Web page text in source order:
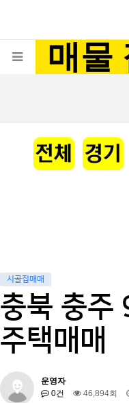
매물
시골집매매
충북 충주
주택매매
운영자
0건
46,894회